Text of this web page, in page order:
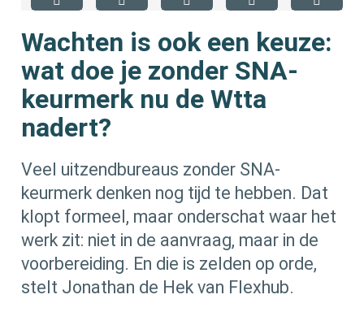
Wachten is ook een keuze:
wat doe je zonder SNA-
keurmerk nu de Wtta
nadert?
Veel uitzendbureaus zonder SNA-
keurmerk denken nog tijd te hebben. Dat
klopt formeel, maar onderschat waar het
werk zit: niet in de aanvraag, maar in de
voorbereiding. En die is zelden op orde,
stelt Jonathan de Hek van Flexhub.